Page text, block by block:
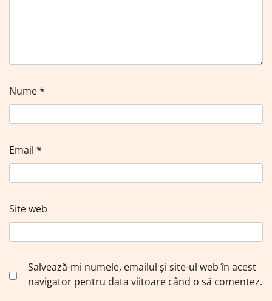
Nume*
Email *
Site web
Salvează-mi numele, emailul și site-ul web în acest
navigator pentru data viitoare când o să comentez.